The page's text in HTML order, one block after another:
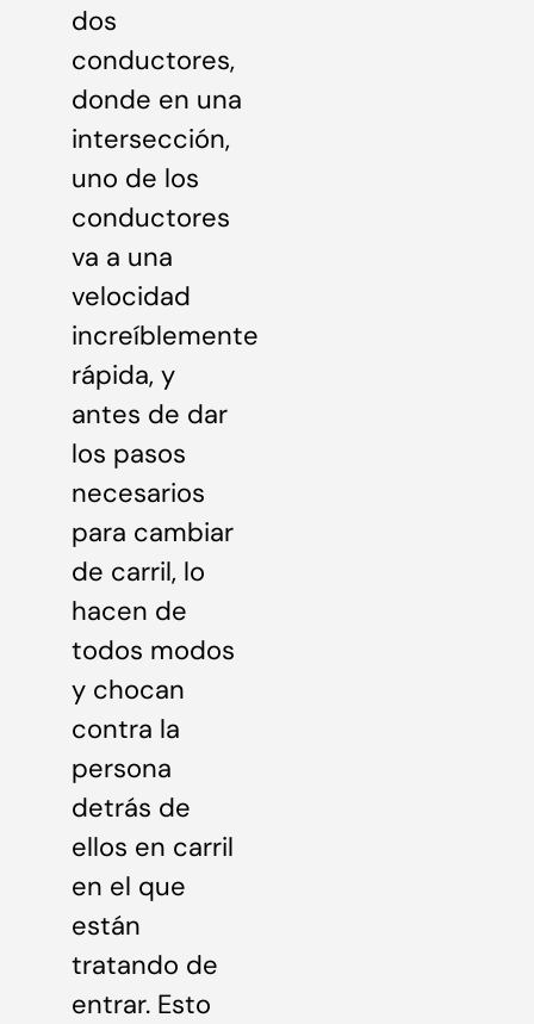
dos
conductores,
donde en una
intersección,
uno de los
conductores
va a una
velocidad
increíblemente
rápida, y
antes de dar
los pasos
necesarios
para cambiar
de carril, lo
hacen de
todos modos
y chocan
contra la
persona
detrás de
ellos en carril
en el que
están
tratando de
entrar. Esto